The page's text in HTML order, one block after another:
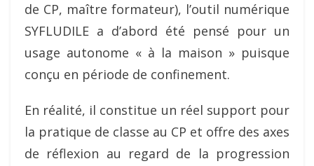
de CP, maître formateur), l’outil numérique
SYFLUDILE a d’abord été pensé pour un
usage autonome « à la maison » puisque
conçu en période de confinement.
En réalité, il constitue un réel support pour
la pratique de classe au CP et offre des axes
de réflexion au regard de la progression